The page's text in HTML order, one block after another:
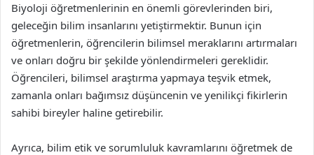
Biyoloji öğretmenlerinin en önemli görevlerinden biri,
geleceğin bilim insanlarını yetiştirmektir. Bunun için
öğretmenlerin, öğrencilerin bilimsel meraklarını artırmaları
ve onları doğru bir şekilde yönlendirmeleri gereklidir.
Öğrencileri, bilimsel araştırma yapmaya teşvik etmek,
zamanla onları bağımsız düşüncenin ve yenilikçi fikirlerin
sahibi bireyler haline getirebilir.
Ayrıca, bilim etik ve sorumluluk kavramlarını öğretmek de